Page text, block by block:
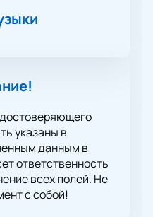
указаны в
данным в
ответственность
всех полей. Не
с собой!